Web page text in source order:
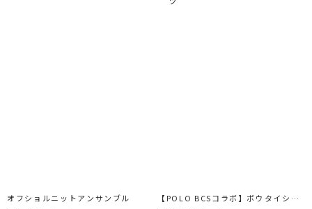
オフショルニットアンサンブル
【POLO BCSコラボ】ボウタイシャツ